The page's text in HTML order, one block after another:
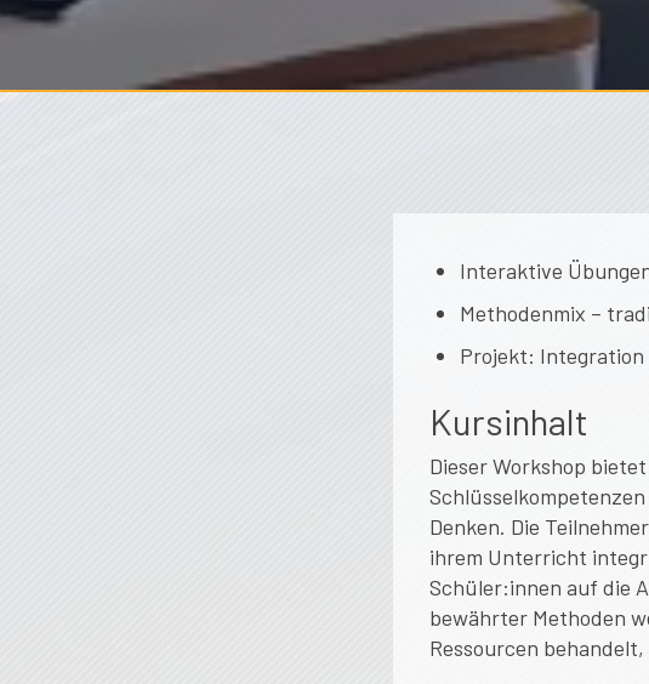
Interaktive
Methodenmix –
Projekt: Integration
Kursinhalt
Dieser Workshop
Denken. Die
ihrem Unterricht
Schüler:innen auf die
bewährter Methoden
Ressourcen